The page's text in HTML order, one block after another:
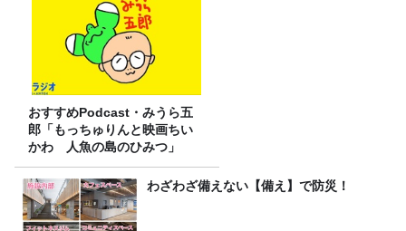
おすすめPodcast・みうら五
郎「もっちゅりんと映画ちい
かわ 人魚の島のひみつ」
わざわざ備えない【備え】で防災！